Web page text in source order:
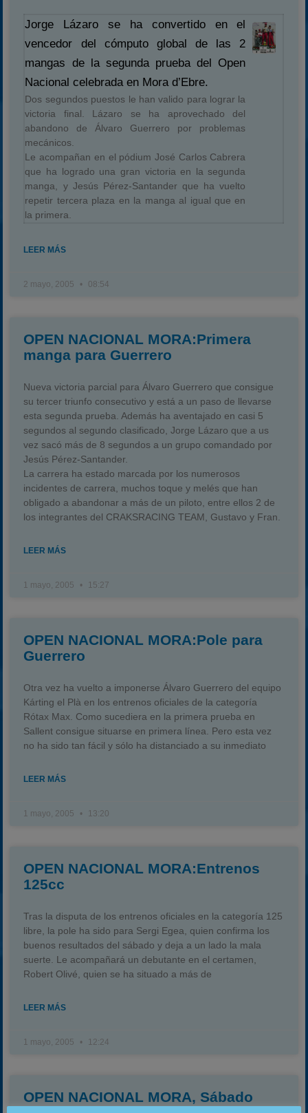
Jorge Lázaro se ha convertido en el
vencedor del cómputo global de las 2
mangas de la segunda prueba del Open
Nacional celebrada en Mora d’Ebre.
Dos segundos puestos le han valido para lograr la
victoria final. Lázaro se ha aprovechado del
abandono de Álvaro Guerrero por problemas
mecánicos.
Le acompañan en el pódium José Carlos Cabrera
que ha logrado una gran victoria en la segunda
manga, y Jesús Pérez-Santander que ha vuelto
repetir tercera plaza en la manga al igual que en
la primera.
LEER MÁS
2 mayo, 2005 08:54
OPEN NACIONAL MORA:Primera
manga para Guerrero
Nueva victoria parcial para Álvaro Guerrero que consigue
su tercer triunfo consecutivo y está a un paso de llevarse
esta segunda prueba. Además ha aventajado en casi 5
segundos al segundo clasificado, Jorge Lázaro que a us
vez sacó más de 8 segundos a un grupo comandado por
Jesús Pérez-Santander.
La carrera ha estado marcada por los numerosos
incidentes de carrera, muchos toque y melés que han
obligado a abandonar a más de un piloto, entre ellos 2 de
los integrantes del CRAKSRACING TEAM, Gustavo y Fran.
LEER MÁS
1 mayo, 2005 15:27
OPEN NACIONAL MORA:Pole para
Guerrero
Otra vez ha vuelto a imponerse Álvaro Guerrero del equipo
Kárting el Plà en los entrenos oficiales de la categoría
Rótax Max. Como sucediera en la primera prueba en
Sallent consigue situarse en primera línea. Pero esta vez
no ha sido tan fácil y sólo ha distanciado a su inmediato
LEER MÁS
1 mayo, 2005 13:20
OPEN NACIONAL MORA:Entrenos
125cc
Tras la disputa de los entrenos oficiales en la categoría 125
libre, la pole ha sido para Sergi Egea, quien confirma los
buenos resultados del sábado y deja a un lado la mala
suerte. Le acompañará un debutante en el certamen,
Robert Olivé, quien se ha situado a más de
LEER MÁS
1 mayo, 2005 12:24
OPEN NACIONAL MORA, Sábado